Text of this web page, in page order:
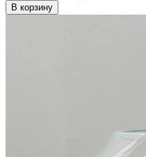
В корзину